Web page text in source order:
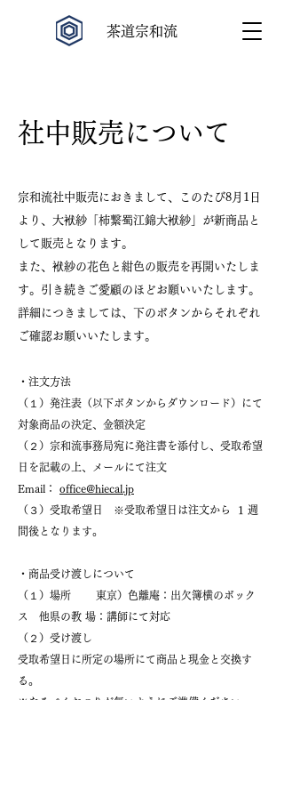
​茶道宗和流
社中販売について
宗和流社中販売におきまして、このたび8月1日
より、大袱紗「柿繋蜀江錦大袱紗」が新商品と
して販売となります。
また、袱紗の花色と紺色の販売を再開いたしま
す。引き続きご愛顧のほどお願いいたします。
詳細につきましては、下のボタンからそれぞれ
ご確認お願いいたします。
・注文方法
（１）発注表（以下ボタンからダウンロード）にて
対象商品の決定、金額決定
（２）宗和流事務局宛に発注書を添付し、受取希望
日を記載の上、メールにて注文
Email： office@hiecal.jp
（３）受取希望日 ※受取希望日は注文から 1 週
間後となります。
・商品受け渡しについて
（１）場所 東京）色離庵：出欠簿横のボック
ス 他県の教 場：講師にて対応
（２）受け渡し
受取希望日に所定の場所にて商品と現金と交換す
る。
※なるべくおつりが無いようにご準備ください